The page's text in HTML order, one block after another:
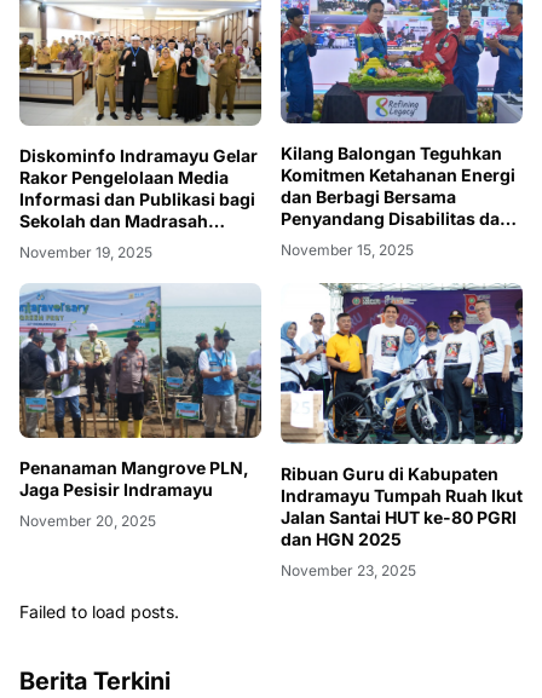
Diskominfo Indramayu Gelar
Rakor Pengelolaan Media
Informasi dan Publikasi bagi
Sekolah dan Madrasah
Negeri
November 19, 2025
Kilang Balongan Teguhkan
Komitmen Ketahanan Energi
dan Berbagi Bersama
Penyandang Disabilitas dan
Yayasan Pendidikan
November 15, 2025
Penanaman Mangrove PLN,
Jaga Pesisir Indramayu
November 20, 2025
Ribuan Guru di Kabupaten
Indramayu Tumpah Ruah Ikut
Jalan Santai HUT ke-80 PGRI
dan HGN 2025
November 23, 2025
Failed to load posts.
Berita Terkini